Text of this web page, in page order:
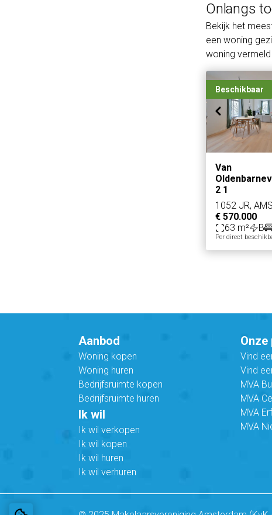
Onlangs
Bekijk het
een woning
woning
Beschikbaar
Van
2 1
1052 JR,
€ 570.000
63 m²
B
Per direct
Aanbod
Woning kopen
Woning huren
Bedrijfsruimte kopen
Bedrijfsruimte huren
Ik wil
Ik wil verkopen
Ik wil kopen
Ik wil huren
Ik wil verhuren
Vind
Vind
MVA
MVA
MVA
MVA